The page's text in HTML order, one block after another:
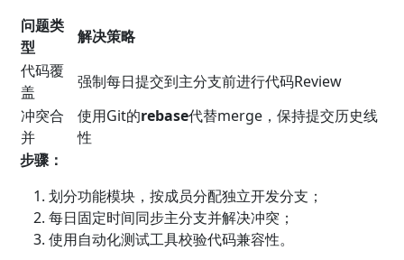
问题类
型
解决策略
代码覆
盖
强制每日提交到主分支前进行代码Review
冲突合
并
使用Git的rebase代替merge，保持提交历史线
性
步骤：
划分功能模块，按成员分配独立开发分支；
每日固定时间同步主分支并解决冲突；
使用自动化测试工具校验代码兼容性。